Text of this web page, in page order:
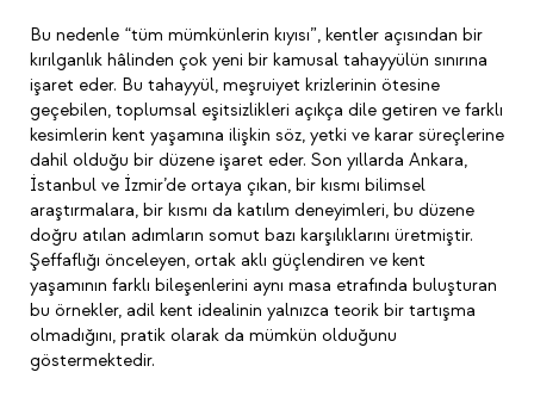
Bu nedenle “tüm mümkünlerin kıyısı”, kentler açısından bir
kırılganlık hâlinden çok yeni bir kamusal tahayyülün sınırına
işaret eder. Bu tahayyül, meşruiyet krizlerinin ötesine
geçebilen, toplumsal eşitsizlikleri açıkça dile getiren ve farklı
kesimlerin kent yaşamına ilişkin söz, yetki ve karar süreçlerine
dahil olduğu bir düzene işaret eder. Son yıllarda Ankara,
İstanbul ve İzmir’de ortaya çıkan, bir kısmı bilimsel
araştırmalara, bir kısmı da katılım deneyimleri, bu düzene
doğru atılan adımların somut bazı karşılıklarını üretmiştir.
Şeffaflığı önceleyen, ortak aklı güçlendiren ve kent
yaşamının farklı bileşenlerini aynı masa etrafında buluşturan
bu örnekler, adil kent idealinin yalnızca teorik bir tartışma
olmadığını, pratik olarak da mümkün olduğunu
göstermektedir.